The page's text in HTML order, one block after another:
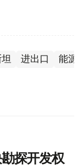
进出口 能源
探开发权